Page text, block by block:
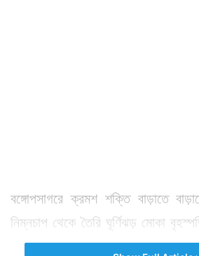
বঙ্গোপসাগরে ক্রমশ শক্তি বাড়াতে
নিম্নচাপ থেকে তৈরি ঘূর্ণিঝড় মোকা
শুরু করে দেবে। তারপর তা ক্রমশ